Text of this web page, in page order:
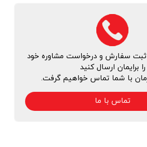
ثبت سفارش و درخواست مشاوره خود
را برایمان ارسال کنید
با شما تماس خواهیم گرفت.
تماس با ما